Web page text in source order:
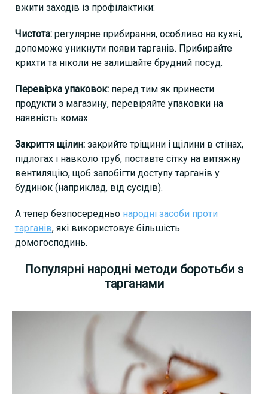
вжити заходів із профілактики:
Чистота:регулярне прибирання, особливо на кухні,
допоможе уникнути появи тарганів. Прибирайте
крихти та ніколи не залишайте брудний посуд.
Перевірка упаковок:перед тим як принести
продукти з магазину, перевіряйте упаковки на
наявність комах.
Закриття щілин: закрийте тріщини і щілини в стінах,
підлогах і навколо труб, поставте сітку на витяжну
вентиляцію, щоб запобігти доступу тарганів у
будинок (наприклад, від сусідів).
А тепер безпосередньо народні засоби проти
тарганів, які використовує більшість
домогосподинь.
Популярні народні методи боротьби з
тарганами